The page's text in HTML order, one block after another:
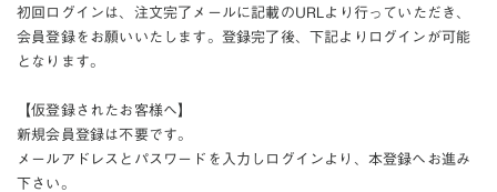
初回ログインは、注文完了メールに記載のURLより行っていただき、
会員登録をお願いいたします。登録完了後、下記よりログインが可能
となります。
【仮登録されたお客様へ】
新規会員登録は不要です。
メールアドレスとパスワードを入力しログインより、本登録へお進み
下さい。